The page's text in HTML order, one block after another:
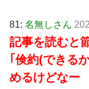
81: 名無しさん
記事を読むと
｢倹約(できる
めるけどなー